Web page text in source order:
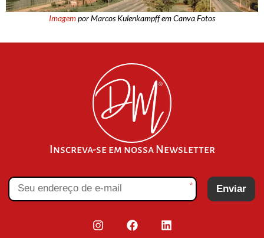
Imagempor Marcos Kulenkampff em Canva Fotos
Inscreva-se em nossa Newsletter
* Enviar